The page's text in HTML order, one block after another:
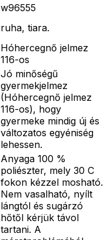
w96555
ruha, tiara.
Hóhercegnő jelmez
116-os
Jó minőségű
gyermekjelmez
(Hóhercegnő jelmez
116-os), hogy
gyermeke mindig új és
változatos egyéniség
lehessen.
Anyaga 100 %
poliészter, mely 30 C
fokon kézzel mosható.
Nem vasalható, nyílt
lángtól és sugárzó
hőtől kérjük távol
tartani. A